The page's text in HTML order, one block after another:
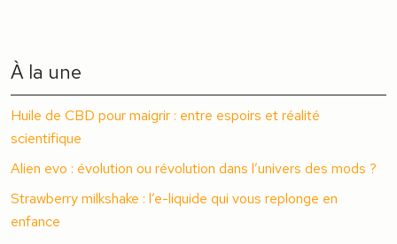
À la une
Huile de CBD pour maigrir : entre espoirs et réalité
scientifique
Alien evo : évolution ou révolution dans l’univers des mods ?
Strawberry milkshake : l’e-liquide qui vous replonge en
enfance